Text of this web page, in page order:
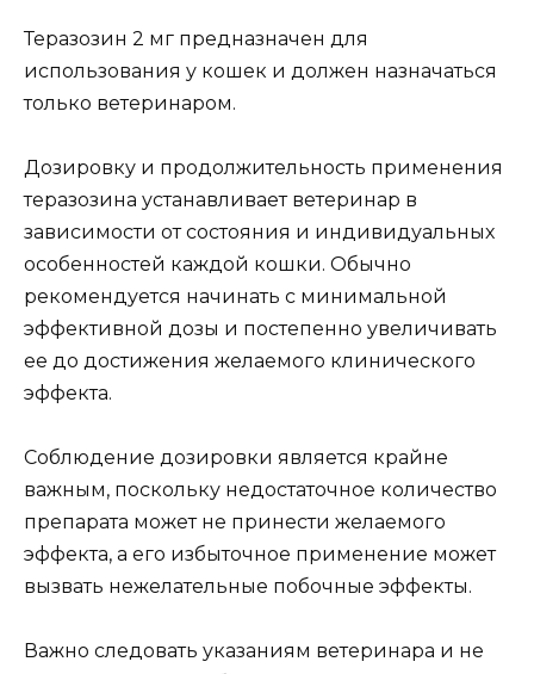
Теразозин 2 мг предназначен для
использования у кошек и должен назначаться
только ветеринаром.
Дозировку и продолжительность применения
теразозина устанавливает ветеринар в
зависимости от состояния и индивидуальных
особенностей каждой кошки. Обычно
рекомендуется начинать с минимальной
эффективной дозы и постепенно увеличивать
ее до достижения желаемого клинического
эффекта.
Соблюдение дозировки является крайне
важным, поскольку недостаточное количество
препарата может не принести желаемого
эффекта, а его избыточное применение может
вызвать нежелательные побочные эффекты.
Важно следовать указаниям ветеринара и не